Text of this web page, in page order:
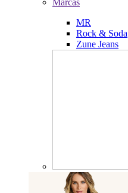
Marcas
MR
Rock & Soda
Zune Jeans